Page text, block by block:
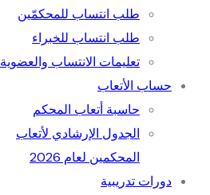
طلب انتساب للمحكمّين
طلب انتساب للخبراء
تعليمات الانتساب والعضوية
حساب الأتعاب
حاسبة أتعاب المحكم
الجدول الإرﺷﺎدي ﻷﺗﻌﺎب
المحكمين لعام 2026
دورات تدريبية